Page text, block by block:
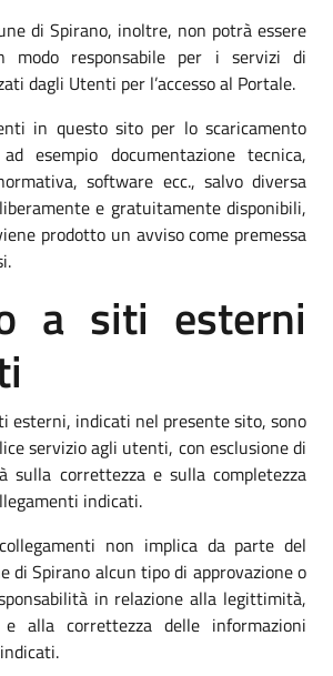
di Spirano, inoltre, non potrà essere
modo responsabile per i servizi di
dagli Utenti per l’accesso al Portale.
in questo sito per lo scaricamento
esempio documentazione tecnica,
software ecc., salvo diversa
e gratuitamente disponibili,
prodotto un avviso come premessa
a siti esterni
esterni, indicati nel presente sito, sono
servizio agli utenti, con esclusione di
sulla correttezza e sulla completezza
indicati.
non implica da parte del
di Spirano alcun tipo di approvazione o
in relazione alla legittimità,
e alla correttezza delle informazioni